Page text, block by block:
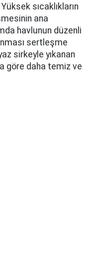
sıcaklıkların
ana
havlunun düzenli
sertleşme
sirkeyle yıkanan
göre daha temiz ve